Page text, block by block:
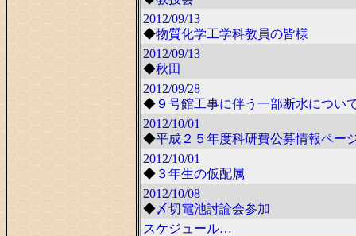
2012/09/13
◆物質化学工学科教員の皆様
2012/09/13
◆秋田
2012/09/28
◆ ９号館工事に伴う一部断水につい
2012/10/01
◆平成２５年度科研費公募情報ペー
2012/10/01
◆ ３年生の仮配属
2012/10/08
◆〆切電池討論会参加
スケジュール…